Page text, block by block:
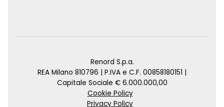
Renord S.p.a.
REA Milano 810796 | P.IVA e C.F. 00858180151 |
Capitale Sociale € 6.000.000,00
Cookie Policy
Privacy Policy